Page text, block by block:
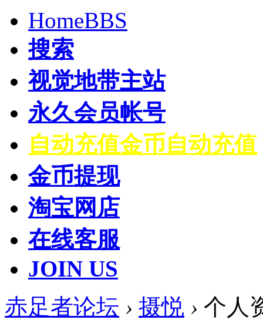
HomeBBS
搜索
视觉地带主站
永久会员帐号
自动充值金币自动充值
金币提现
淘宝网店
在线客服
JOIN US
赤足者论坛 › 摄悦 › 个人